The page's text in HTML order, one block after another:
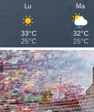
Lu
33°C
25°C
Ma
32°C
25°C